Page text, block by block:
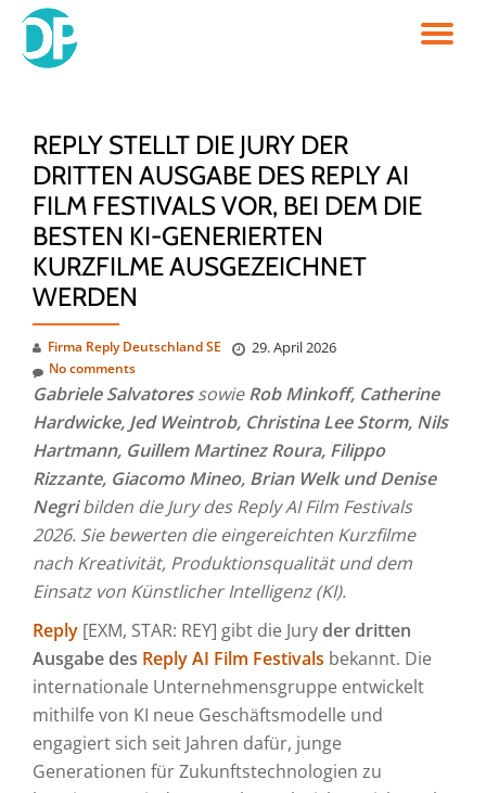
Skip
REPLY STELLT DIE JURY DER
DRITTEN AUSGABE DES REPLY AI
FILM FESTIVALS VOR, BEI DEM DIE
BESTEN KI-GENERIERTEN
KURZFILME AUSGEZEICHNET
WERDEN
Firma Reply Deutschland SE 29. April 2026
No comments
Gabriele SalvatoressowieRob Minkoff, Catherine
Hardwicke, Jed Weintrob, Christina Lee Storm, Nils
Hartmann, Guillem Martinez Roura, Filippo
Rizzante, Giacomo Mineo, Brian Welk und Denise
Negribilden die Jury des Reply AI Film Festivals
2026. Sie bewerten die eingereichten Kurzfilme
nach Kreativität, Produktionsqualität und dem
Einsatz von Künstlicher Intelligenz (KI).
Reply [EXM, STAR: REY] gibt die Juryder dritten
Ausgabe des Reply AI Film Festivals bekannt. Die
internationale Unternehmensgruppe entwickelt
mithilfe von KI neue Geschäftsmodelle und
engagiert sich seit Jahren dafür, junge
Generationen für Zukunftstechnologien zu